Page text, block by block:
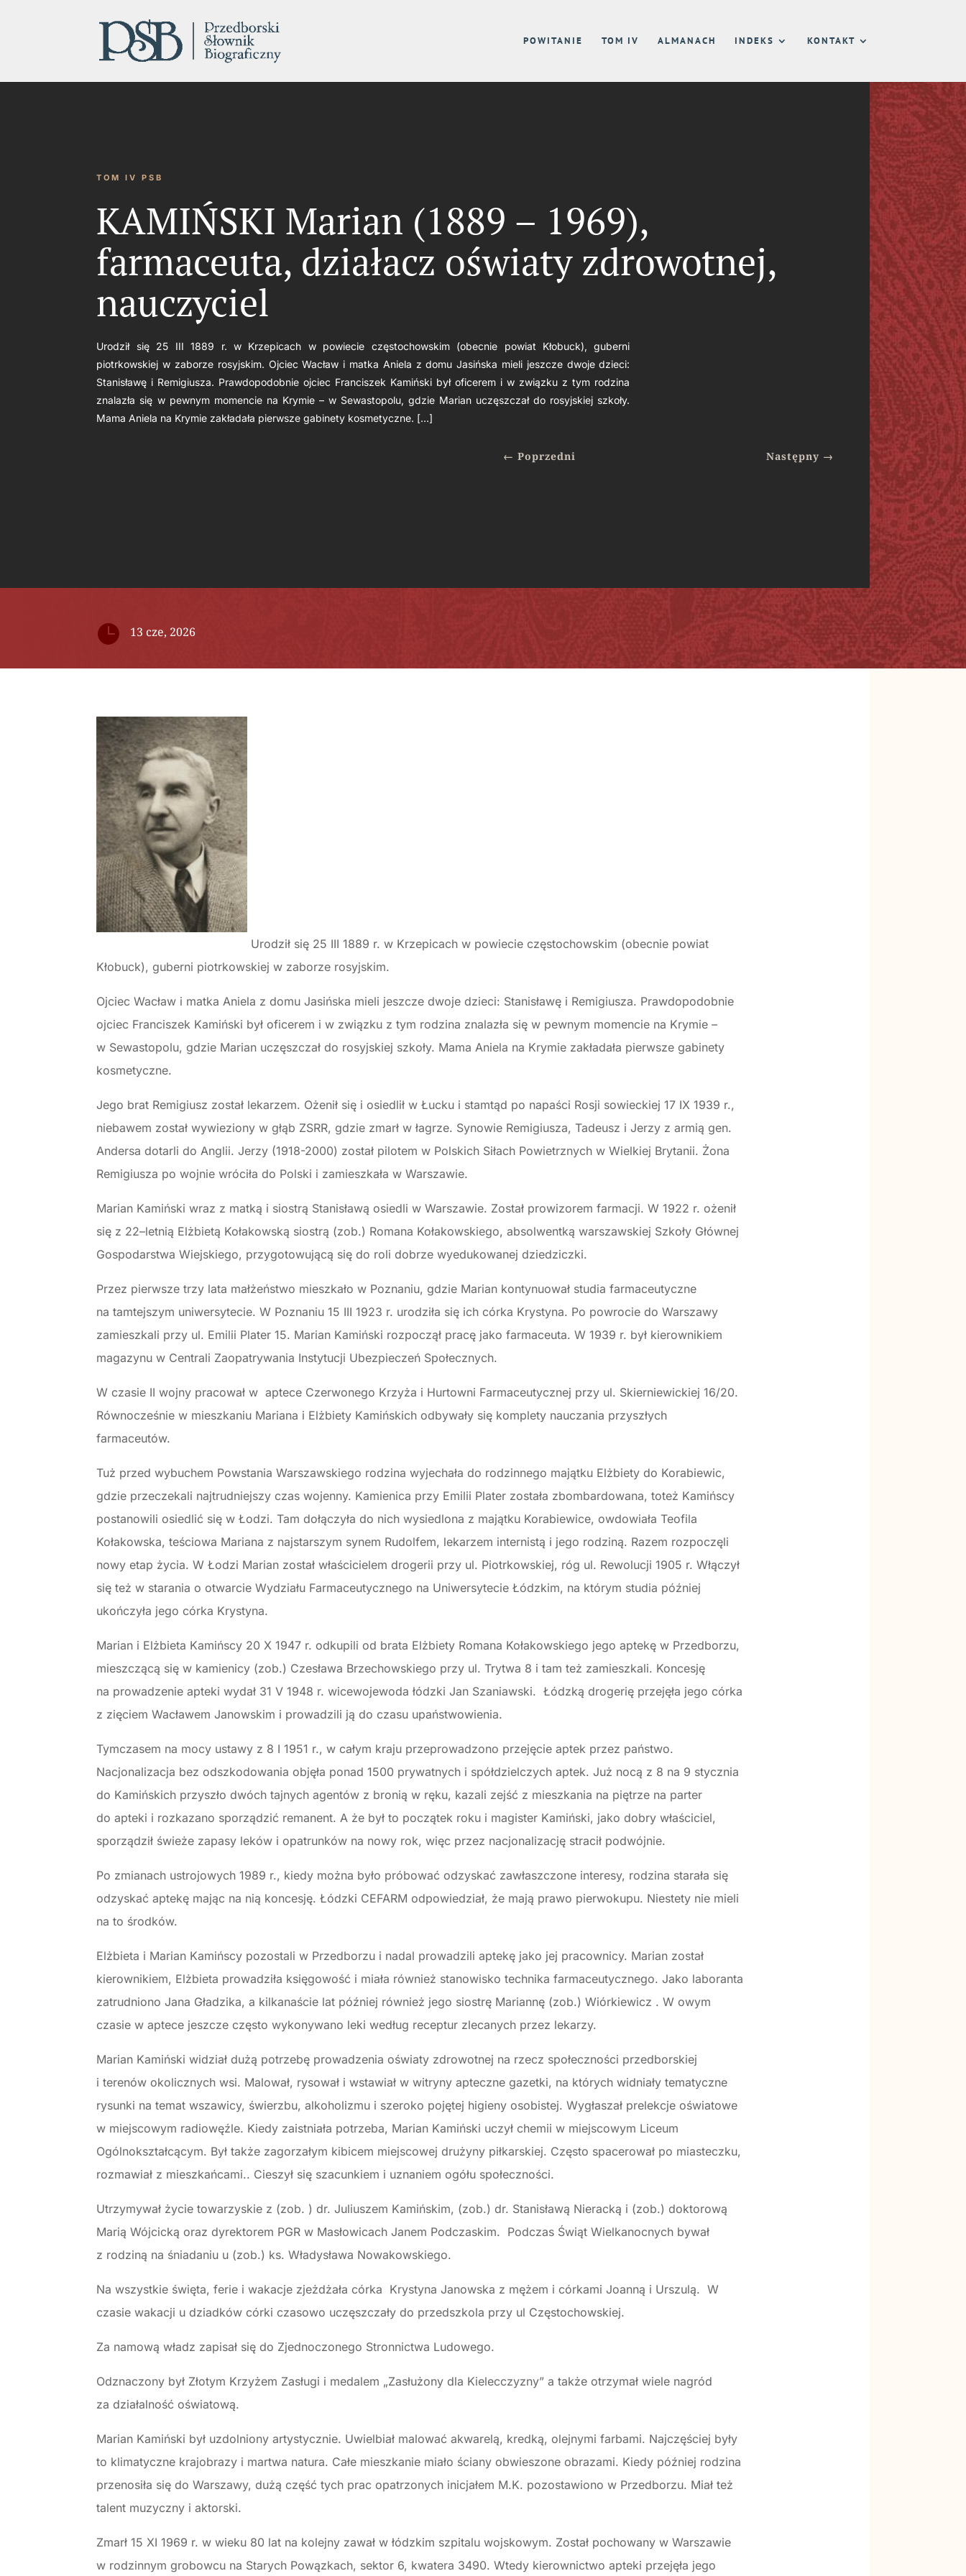
POWITANIE TOM IV ALMANACH INDEKS KONTAKT
TOM IV PSB
KAMIŃSKI Marian (1889 – 1969),
farmaceuta, działacz oświaty zdrowotnej,
nauczyciel
Urodził się 25 III 1889 r. w Krzepicach w powiecie częstochowskim (obecnie powiat Kłobuck), guberni
piotrkowskiej w zaborze rosyjskim. Ojciec Wacław i matka Aniela z domu Jasińska mieli jeszcze dwoje dzieci:
Stanisławę i Remigiusza. Prawdopodobnie ojciec Franciszek Kamiński był oficerem i w związku z tym rodzina
znalazła się w pewnym momencie na Krymie – w Sewastopolu, gdzie Marian uczęszczał do rosyjskiej szkoły.
Mama Aniela na Krymie zakładała pierwsze gabinety kosmetyczne. […]
← Poprzedni Następny →
 13 cze, 2026
Urodził się 25 III 1889 r. w Krzepicach w powiecie częstochowskim (obecnie powiat
Kłobuck), guberni piotrkowskiej w zaborze rosyjskim.
Ojciec Wacław i matka Aniela z domu Jasińska mieli jeszcze dwoje dzieci: Stanisławę i Remigiusza. Prawdopodobnie
ojciec Franciszek Kamiński był oficerem i w związku z tym rodzina znalazła się w pewnym momencie na Krymie –
w Sewastopolu, gdzie Marian uczęszczał do rosyjskiej szkoły. Mama Aniela na Krymie zakładała pierwsze gabinety
kosmetyczne.
Jego brat Remigiusz został lekarzem. Ożenił się i osiedlił w Łucku i stamtąd po napaści Rosji sowieckiej 17 IX 1939 r.,
niebawem został wywieziony w głąb ZSRR, gdzie zmarł w łagrze. Synowie Remigiusza, Tadeusz i Jerzy z armią gen.
Andersa dotarli do Anglii. Jerzy (1918-2000) został pilotem w Polskich Siłach Powietrznych w Wielkiej Brytanii. Żona
Remigiusza po wojnie wróciła do Polski i zamieszkała w Warszawie.
Marian Kamiński wraz z matką i siostrą Stanisławą osiedli w Warszawie. Został prowizorem farmacji. W 1922 r. ożenił
się z 22–letnią Elżbietą Kołakowską siostrą (zob.) Romana Kołakowskiego, absolwentką warszawskiej Szkoły Głównej
Gospodarstwa Wiejskiego, przygotowującą się do roli dobrze wyedukowanej dziedziczki.
Przez pierwsze trzy lata małżeństwo mieszkało w Poznaniu, gdzie Marian kontynuował studia farmaceutyczne
na tamtejszym uniwersytecie. W Poznaniu 15 III 1923 r. urodziła się ich córka Krystyna. Po powrocie do Warszawy
zamieszkali przy ul. Emilii Plater 15. Marian Kamiński rozpoczął pracę jako farmaceuta. W 1939 r. był kierownikiem
magazynu w Centrali Zaopatrywania Instytucji Ubezpieczeń Społecznych.
W czasie II wojny pracował w aptece Czerwonego Krzyża i Hurtowni Farmaceutycznej przy ul. Skierniewickiej 16/20.
Równocześnie w mieszkaniu Mariana i Elżbiety Kamińskich odbywały się komplety nauczania przyszłych
farmaceutów.
Tuż przed wybuchem Powstania Warszawskiego rodzina wyjechała do rodzinnego majątku Elżbiety do Korabiewic,
gdzie przeczekali najtrudniejszy czas wojenny. Kamienica przy Emilii Plater została zbombardowana, toteż Kamińscy
postanowili osiedlić się w Łodzi. Tam dołączyła do nich wysiedlona z majątku Korabiewice, owdowiała Teofila
Kołakowska, teściowa Mariana z najstarszym synem Rudolfem, lekarzem internistą i jego rodziną. Razem rozpoczęli
nowy etap życia. W Łodzi Marian został właścicielem drogerii przy ul. Piotrkowskiej, róg ul. Rewolucji 1905 r. Włączył
się też w starania o otwarcie Wydziału Farmaceutycznego na Uniwersytecie Łódzkim, na którym studia później
ukończyła jego córka Krystyna.
Marian i Elżbieta Kamińscy 20 X 1947 r. odkupili od brata Elżbiety Romana Kołakowskiego jego aptekę w Przedborzu,
mieszczącą się w kamienicy (zob.) Czesława Brzechowskiego przy ul. Trytwa 8 i tam też zamieszkali. Koncesję
na prowadzenie apteki wydał 31 V 1948 r. wicewojewoda łódzki Jan Szaniawski. Łódzką drogerię przejęła jego córka
z zięciem Wacławem Janowskim i prowadzili ją do czasu upaństwowienia.
Tymczasem na mocy ustawy z 8 I 1951 r., w całym kraju przeprowadzono przejęcie aptek przez państwo.
Nacjonalizacja bez odszkodowania objęła ponad 1500 prywatnych i spółdzielczych aptek. Już nocą z 8 na 9 stycznia
do Kamińskich przyszło dwóch tajnych agentów z bronią w ręku, kazali zejść z mieszkania na piętrze na parter
do apteki i rozkazano sporządzić remanent. A że był to początek roku i magister Kamiński, jako dobry właściciel,
sporządził świeże zapasy leków i opatrunków na nowy rok, więc przez nacjonalizację stracił podwójnie.
Po zmianach ustrojowych 1989 r., kiedy można było próbować odzyskać zawłaszczone interesy, rodzina starała się
odzyskać aptekę mając na nią koncesję. Łódzki CEFARM odpowiedział, że mają prawo pierwokupu. Niestety nie mieli
na to środków.
Elżbieta i Marian Kamińscy pozostali w Przedborzu i nadal prowadzili aptekę jako jej pracownicy. Marian został
kierownikiem, Elżbieta prowadziła księgowość i miała również stanowisko technika farmaceutycznego. Jako laboranta
zatrudniono Jana Gładzika, a kilkanaście lat później również jego siostrę Mariannę (zob.) Wiórkiewicz . W owym
czasie w aptece jeszcze często wykonywano leki według receptur zlecanych przez lekarzy.
Marian Kamiński widział dużą potrzebę prowadzenia oświaty zdrowotnej na rzecz społeczności przedborskiej
i terenów okolicznych wsi. Malował, rysował i wstawiał w witryny apteczne gazetki, na których widniały tematyczne
rysunki na temat wszawicy, świerzbu, alkoholizmu i szeroko pojętej higieny osobistej. Wygłaszał prelekcje oświatowe
w miejscowym radiowęźle. Kiedy zaistniała potrzeba, Marian Kamiński uczył chemii w miejscowym Liceum
Ogólnokształcącym. Był także zagorzałym kibicem miejscowej drużyny piłkarskiej. Często spacerował po miasteczku,
rozmawiał z mieszkańcami.. Cieszył się szacunkiem i uznaniem ogółu społeczności.
Utrzymywał życie towarzyskie z (zob. ) dr. Juliuszem Kamińskim, (zob.) dr. Stanisławą Nieracką i (zob.) doktorową
Marią Wójcicką oraz dyrektorem PGR w Masłowicach Janem Podczaskim. Podczas Świąt Wielkanocnych bywał
z rodziną na śniadaniu u (zob.) ks. Władysława Nowakowskiego.
Na wszystkie święta, ferie i wakacje zjeżdżała córka Krystyna Janowska z mężem i córkami Joanną i Urszulą. W
czasie wakacji u dziadków córki czasowo uczęszczały do przedszkola przy ul Częstochowskiej.
Za namową władz zapisał się do Zjednoczonego Stronnictwa Ludowego.
Odznaczony był Złotym Krzyżem Zasługi i medalem „Zasłużony dla Kielecczyzny” a także otrzymał wiele nagród
za działalność oświatową.
Marian Kamiński był uzdolniony artystycznie. Uwielbiał malować akwarelą, kredką, olejnymi farbami. Najczęściej były
to klimatyczne krajobrazy i martwa natura. Całe mieszkanie miało ściany obwieszone obrazami. Kiedy później rodzina
przenosiła się do Warszawy, dużą część tych prac opatrzonych inicjałem M.K. pozostawiono w Przedborzu. Miał też
talent muzyczny i aktorski.
Zmarł 15 XI 1969 r. w wieku 80 lat na kolejny zawał w łódzkim szpitalu wojskowym. Został pochowany w Warszawie
w rodzinnym grobowcu na Starych Powązkach, sektor 6, kwatera 3490. Wtedy kierownictwo apteki przejęła jego